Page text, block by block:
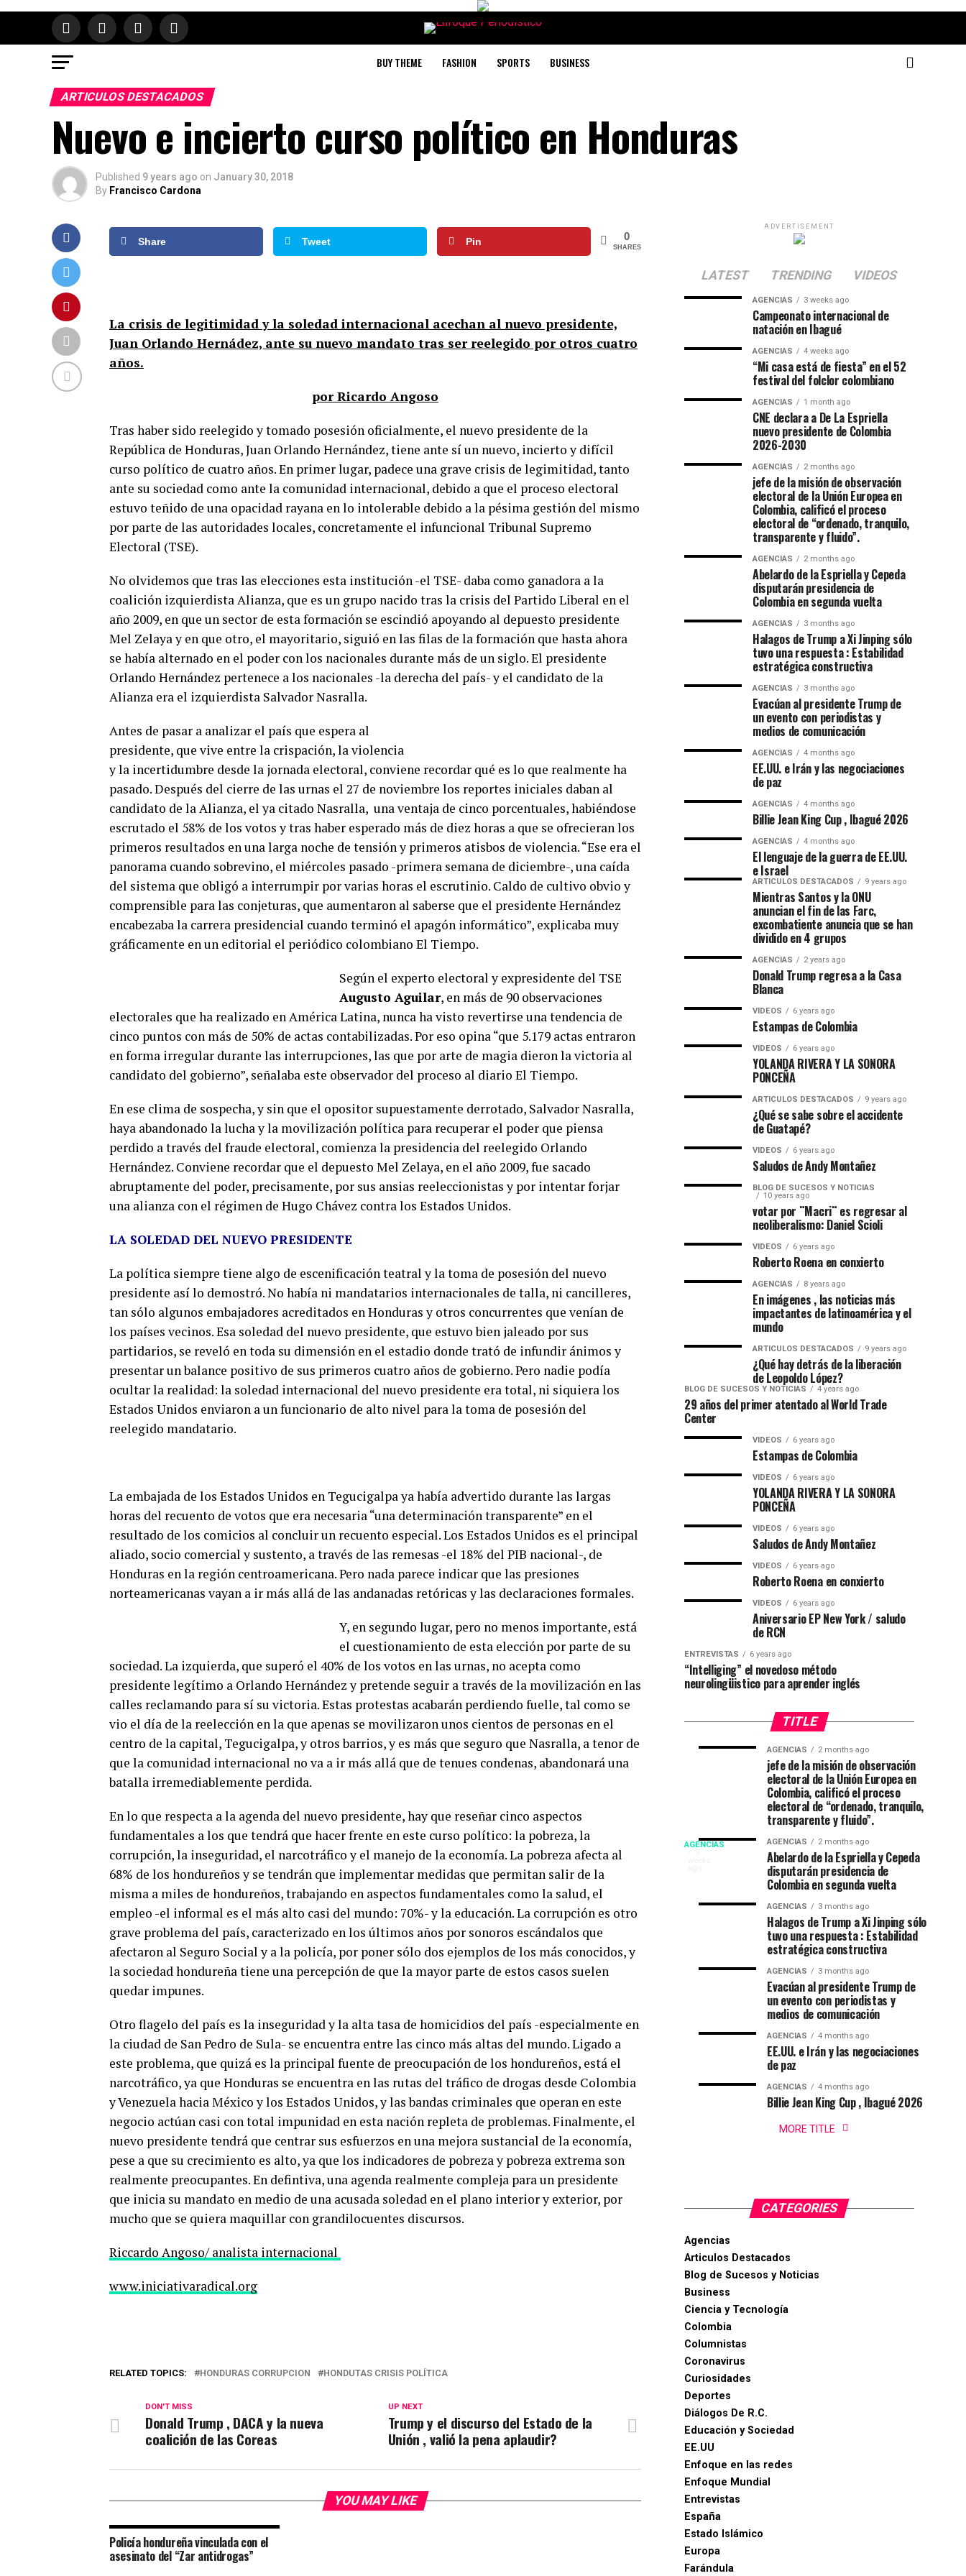
BUY THEME FASHION SPORTS BUSINESS
ARTICULOS DESTACADOS
Nuevo e incierto curso político en Honduras
Published 9 years ago on January 30, 2018
By Francisco Cardona
Share Tweet Pin 0
SHARES
La crisis de legitimidad y la soledad internacional acechan al nuevo presidente,
Juan Orlando Hernádez, ante su nuevo mandato tras ser reelegido por otros cuatro
años.
por Ricardo Angoso
Tras haber sido reelegido y tomado posesión oficialmente, el nuevo presidente de la
República de Honduras, Juan Orlando Hernández, tiene ante sí un nuevo, incierto y difícil
curso político de cuatro años. En primer lugar, padece una grave crisis de legimitidad, tanto
ante su sociedad como ante la comunidad internacional, debido a que el proceso electoral
estuvo teñido de una opacidad rayana en lo intolerable debido a la pésima gestión del mismo
por parte de las autoridades locales, concretamente el infuncional Tribunal Supremo
Electoral (TSE).
No olvidemos que tras las elecciones esta institución -el TSE- daba como ganadora a la
coalición izquierdista Alianza, que es un grupo nacido tras la crisis del Partido Liberal en el
año 2009, en que un sector de esta formación se escindió apoyando al depuesto presidente
Mel Zelaya y en que otro, el mayoritario, siguió en las filas de la formación que hasta ahora
se había alternado en el poder con los nacionales durante más de un siglo. El presidente
Orlando Hernández pertenece a los nacionales -la derecha del país- y el candidato de la
Alianza era el izquierdista Salvador Nasralla.
Antes de pasar a analizar el país que espera al
presidente, que vive entre la crispación, la violencia
y la incertidumbre desde la jornada electoral, conviene recordar qué es lo que realmente ha
pasado. Después del cierre de las urnas el 27 de noviembre los reportes iniciales daban al
candidato de la Alianza, el ya citado Nasralla, una ventaja de cinco porcentuales, habiéndose
escrutado el 58% de los votos y tras haber esperado más de diez horas a que se ofrecieran los
primeros resultados en una larga noche de tensión y primeros atisbos de violencia. “Ese era el
panorama cuando sobrevino, el miércoles pasado -primera semana de diciembre-, una caída
del sistema que obligó a interrumpir por varias horas el escrutinio. Caldo de cultivo obvio y
comprensible para las conjeturas, que aumentaron al saberse que el presidente Hernández
encabezaba la carrera presidencial cuando terminó el apagón informático”, explicaba muy
gráficamente en un editorial el periódico colombiano El Tiempo.
Según el experto electoral y expresidente del TSE
Augusto Aguilar, en más de 90 observaciones
electorales que ha realizado en América Latina, nunca ha visto revertirse una tendencia de
cinco puntos con más de 50% de actas contabilizadas. Por eso opina “que 5.179 actas entraron
en forma irregular durante las interrupciones, las que por arte de magia dieron la victoria al
candidato del gobierno”, señalaba este observador del proceso al diario El Tiempo.
En ese clima de sospecha, y sin que el opositor supuestamente derrotado, Salvador Nasralla,
haya abandonado la lucha y la movilización política para recuperar el poder que piensa
perdido a través del fraude electoral, comienza la presidencia del reelegido Orlando
Hernández. Conviene recordar que el depuesto Mel Zelaya, en el año 2009, fue sacado
abruptamente del poder, precisamente, por sus ansias reeleccionistas y por intentar forjar
una alianza con el régimen de Hugo Chávez contra los Estados Unidos.
LA SOLEDAD DEL NUEVO PRESIDENTE
La política siempre tiene algo de escenificación teatral y la toma de posesión del nuevo
presidente así lo demostró. No había ni mandatarios internacionales de talla, ni cancilleres,
tan sólo algunos embajadores acreditados en Honduras y otros concurrentes que venían de
los países vecinos. Esa soledad del nuevo presidente, que estuvo bien jaleado por sus
partidarios, se reveló en toda su dimensión en el estadio donde trató de infundir ánimos y
presentar un balance positivo de sus primeros cuatro años de gobierno. Pero nadie podía
ocultar la realidad: la soledad internacional del nuevo presidente era total, ni siquiera los
Estados Unidos enviaron a un funcionario de alto nivel para la toma de posesión del
reelegido mandatario.
La embajada de los Estados Unidos en Tegucigalpa ya había advertido durante las largas
horas del recuento de votos que era necesaria “una determinación transparente” en el
resultado de los comicios al concluir un recuento especial. Los Estados Unidos es el principal
aliado, socio comercial y sustento, a través de las remesas -el 18% del PIB nacional-, de
Honduras en la región centroamericana. Pero nada parece indicar que las presiones
norteamericanas vayan a ir más allá de las andanadas retóricas y las declaraciones formales.
Y, en segundo lugar, pero no menos importante, está
el cuestionamiento de esta elección por parte de su
sociedad. La izquierda, que superó el 40% de los votos en las urnas, no acepta como
presidente legítimo a Orlando Hernández y pretende seguir a través de la movilización en las
calles reclamando para sí su victoria. Estas protestas acabarán perdiendo fuelle, tal como se
vio el día de la reelección en la que apenas se movilizaron unos cientos de personas en el
centro de la capital, Tegucigalpa, y otros barrios, y es más que seguro que Nasralla, a tenor de
que la comunidad internacional no va a ir más allá que de tenues condenas, abandonará una
batalla irremediablemente perdida.
En lo que respecta a la agenda del nuevo presidente, hay que reseñar cinco aspectos
fundamentales a los que tendrá que hacer frente en este curso político: la pobreza, la
corrupción, la inseguridad, el narcotráfico y el manejo de la economía. La pobreza afecta al
68% de los hondureños y se tendrán que implementar medidas que permitan salir de la
misma a miles de hondureños, trabajando en aspectos fundamentales como la salud, el
empleo -el informal es el más alto casi del mundo: 70%- y la educación. La corrupción es otro
grave problema del país, caracterizado en los últimos años por sonoros escándalos que
afectaron al Seguro Social y a la policía, por poner sólo dos ejemplos de los más conocidos, y
la sociedad hondureña tiene una percepción de que la mayor parte de estos casos suelen
quedar impunes.
Otro flagelo del país es la inseguridad y la alta tasa de homicidios del país -especialmente en
la ciudad de San Pedro de Sula- se encuentra entre las cinco más altas del mundo. Ligado a
este problema, que quizá es la principal fuente de preocupación de los hondureños, está el
narcotráfico, ya que Honduras se encuentra en las rutas del tráfico de drogas desde Colombia
y Venezuela hacia México y los Estados Unidos, y las bandas criminales que operan en este
negocio actúan casi con total impunidad en esta nación repleta de problemas. Finalmente, el
nuevo presidente tendrá que centrar sus esfuerzos en una mejora sustancial de la economía,
pese a que su crecimiento es alto, ya que los indicadores de pobreza y pobreza extrema son
realmente preocupantes. En defintiva, una agenda realmente compleja para un presidente
que inicia su mandato en medio de una acusada soledad en el plano interior y exterior, por
mucho que se quiera maquillar con grandilocuentes discursos.
Riccardo Angoso/ analista internacional
www.iniciativaradical.org
RELATED TOPICS: HONDURAS CORRUPCION HONDUTAS CRISIS POLÍTICA
UP NEXT
Trump y el discurso del Estado de la
Unión , valió la pena aplaudir?
DON'T MISS
Donald Trump , DACA y la nueva
coalición de las Coreas
YOU MAY LIKE
Policía hondureña vinculada con el
asesinato del “Zar antidrogas”
ADVERTISEMENT
LATEST TRENDING VIDEOS
AGENCIAS 3 weeks ago
Campeonato internacional de
natación en Ibagué
AGENCIAS 4 weeks ago
“Mi casa está de fiesta” en el 52
festival del folclor colombiano
AGENCIAS 1 month ago
CNE declara a De La Espriella
nuevo presidente de Colombia
2026-2030
AGENCIAS 2 months ago
jefe de la misión de observación
electoral de la Unión Europea en
Colombia, calificó el proceso
electoral de “ordenado, tranquilo,
transparente y fluido”.
AGENCIAS 2 months ago
Abelardo de la Espriella y Cepeda
disputarán presidencia de
Colombia en segunda vuelta
AGENCIAS 3 months ago
Halagos de Trump a Xi Jinping sólo
tuvo una respuesta : Estabilidad
estratégica constructiva
AGENCIAS 3 months ago
Evacúan al presidente Trump de
un evento con periodistas y
medios de comunicación
AGENCIAS 4 months ago
EE.UU. e Irán y las negociaciones
de paz
AGENCIAS 4 months ago
Billie Jean King Cup , Ibagué 2026
AGENCIAS 4 months ago
El lenguaje de la guerra de EE.UU.
e Israel
ARTICULOS DESTACADOS 9 years ago
Mientras Santos y la ONU
anuncian el fin de las Farc,
excombatiente anuncia que se han
dividido en 4 grupos
AGENCIAS 2 years ago
Donald Trump regresa a la Casa
Blanca
VIDEOS 6 years ago
Estampas de Colombia
VIDEOS 6 years ago
YOLANDA RIVERA Y LA SONORA
PONCEÑA
ARTICULOS DESTACADOS 9 years ago
¿Qué se sabe sobre el accidente
de Guatapé?
VIDEOS 6 years ago
Saludos de Andy Montañez
BLOG DE SUCESOS Y NOTICIAS
10 years ago
votar por ¨Macri¨ es regresar al
neoliberalismo: Daniel Scioli
VIDEOS 6 years ago
Roberto Roena en conxierto
AGENCIAS 8 years ago
En imágenes , las noticias más
impactantes de latinoamérica y el
mundo
ARTICULOS DESTACADOS 9 years ago
¿Qué hay detrás de la liberación
de Leopoldo López?
BLOG DE SUCESOS Y NOTICIAS 4 years ago
29 años del primer atentado al World Trade
Center
VIDEOS 6 years ago
Estampas de Colombia
VIDEOS 6 years ago
YOLANDA RIVERA Y LA SONORA
PONCEÑA
VIDEOS 6 years ago
Saludos de Andy Montañez
VIDEOS 6 years ago
Roberto Roena en conxierto
VIDEOS 6 years ago
Aniversario EP New York / saludo
de RCN
ENTREVISTAS 6 years ago
“Intelliging” el novedoso método
neurolingüistico para aprender inglés
TITLE
AGENCIAS
Campeonato
internacional
natación
NEWS
fiesta”
en
festival
Espriella
AGENCIAS 2 months ago
jefe de la misión de observación
electoral de la Unión Europea en
Colombia, calificó el proceso
electoral de “ordenado, tranquilo,
transparente y fluido”.
AGENCIAS 2 months ago
Abelardo de la Espriella y Cepeda
disputarán presidencia de
Colombia en segunda vuelta
AGENCIAS 3 months ago
Halagos de Trump a Xi Jinping sólo
tuvo una respuesta : Estabilidad
estratégica constructiva
AGENCIAS 3 months ago
Evacúan al presidente Trump de
un evento con periodistas y
medios de comunicación
AGENCIAS 4 months ago
EE.UU. e Irán y las negociaciones
de paz
AGENCIAS 4 months ago
Billie Jean King Cup , Ibagué 2026
MORE TITLE
CATEGORIES
Agencias
Articulos Destacados
Blog de Sucesos y Noticias
Business
Ciencia y Tecnología
Colombia
Columnistas
Coronavirus
Curiosidades
Deportes
Diálogos De R.C.
Educación y Sociedad
EE.UU
Enfoque en las redes
Enfoque Mundial
Entrevistas
España
Estado Islámico
Europa
Farándula